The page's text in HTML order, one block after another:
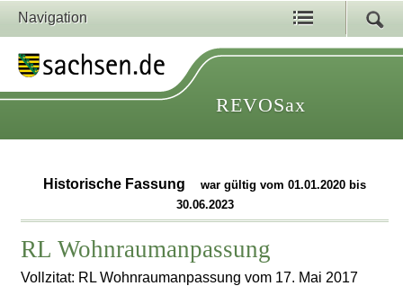
Navigation
REVOSax
Historische Fassung
war gültig vom 01.01.2020 bis
30.06.2023
RL Wohnraumanpassung
Vollzitat: RL Wohnraumanpassung vom 17. Mai 2017